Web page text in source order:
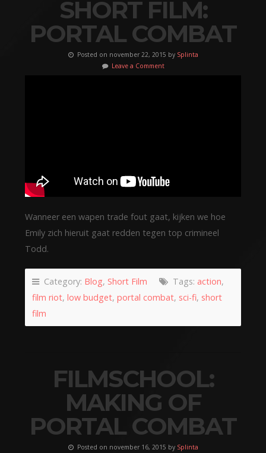
SHORT FILM:
PORTAL COMBAT
Posted on november 22, 2015 by Splinta
Leave a Comment
Wanneer een wapen trade fout gaat, kijken we hoe
Emily zich hieruit gaat redden tegen top crimineel
Todd.
Category: Blog, Short Film Tags: action,
film riot, low budget, portal combat, sci-fi, short
film
FILMSCHOOL:
MAKING OF
PORTAL COMBAT
Posted on november 16, 2015 by Splinta